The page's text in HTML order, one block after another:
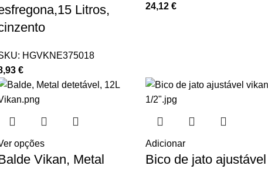
Litros,
HGVKNE375018
€
24,12 €
opções
Vikan, Metal
Adicionar
Bico de jato ajustável